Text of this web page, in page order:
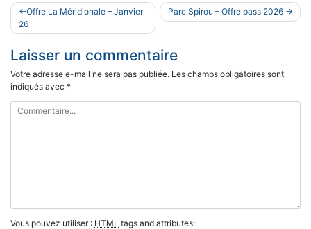
Navigation
de
l’article
Offre La Méridionale – Janvier
26
Parc Spirou – Offre pass 2026
Laisser un commentaire
Votre adresse e-mail ne sera pas publiée. Les champs obligatoires sont
indiqués avec *
Vous pouvez utiliser : HTML tags and attributes: